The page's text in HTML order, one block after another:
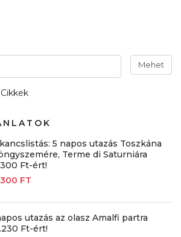
Mehet
Cikkek
5 napos utazás Toszkána
Terme di Saturniára
Ft-ért!
FT
utazás az olasz Amalfi partra
Ft-ért!